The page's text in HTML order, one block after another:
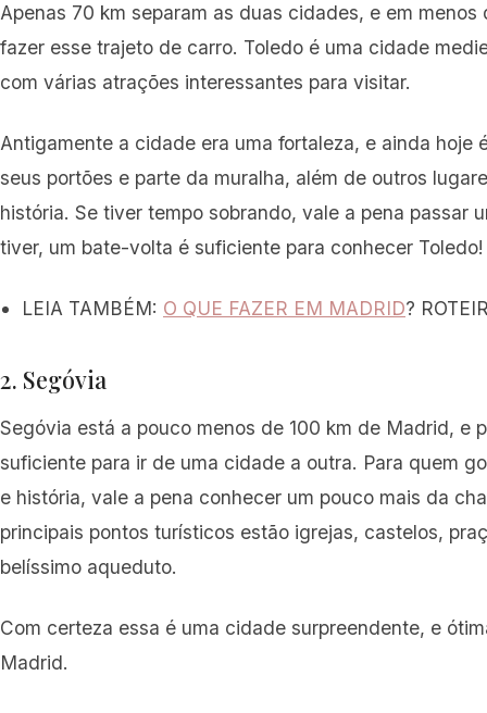
Apenas 70 km separam as duas cidades, e em menos
fazer esse trajeto de carro. Toledo é uma cidade
com várias atrações interessantes para visitar.
Antigamente a cidade era uma fortaleza, e ainda hoje
seus portões e parte da muralha, além de outros
história. Se tiver tempo sobrando, vale a pena passar
tiver, um bate-volta é suficiente para conhecer Toledo!
LEIA TAMBÉM: O QUE FAZER EM MADRID?
2. Segóvia
Segóvia está a pouco menos de 100 km de Madrid, e
suficiente para ir de uma cidade a outra. Para quem
e história, vale a pena conhecer um pouco mais da
principais pontos turísticos estão igrejas, castelos,
belíssimo aqueduto.
Com certeza essa é uma cidade surpreendente, e
Madrid.